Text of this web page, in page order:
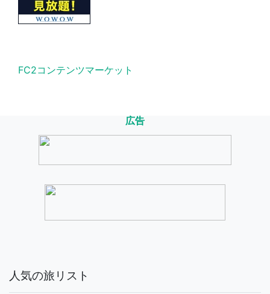
FC2コンテンツマーケット
広告
人気の旅リスト